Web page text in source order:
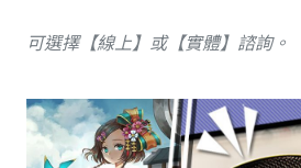
可選擇【線上】或【實體】 諮詢。